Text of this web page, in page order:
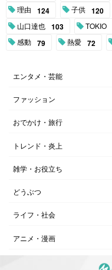
理由 124 子供 120
山口達也 103 TOKIO
感動 79 熱愛 72
エンタメ・芸能
ファッション
おでかけ・旅行
トレンド・炎上
雑学・お役立ち
どうぶつ
ライフ・社会
アニメ・漫画